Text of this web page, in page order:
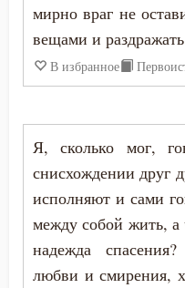
Любовь к Богу
Мир
Молитва
Молчание
Монастырь
Иосиф Оптинский
Исихий
Иустин (Попович)
Иустин Философ
мирно враг не
вещами и
В избранное
Я, сколько мог,
снисхождении друг
исполняют и сами
между собой жить, а
надежда
любви и смирения,